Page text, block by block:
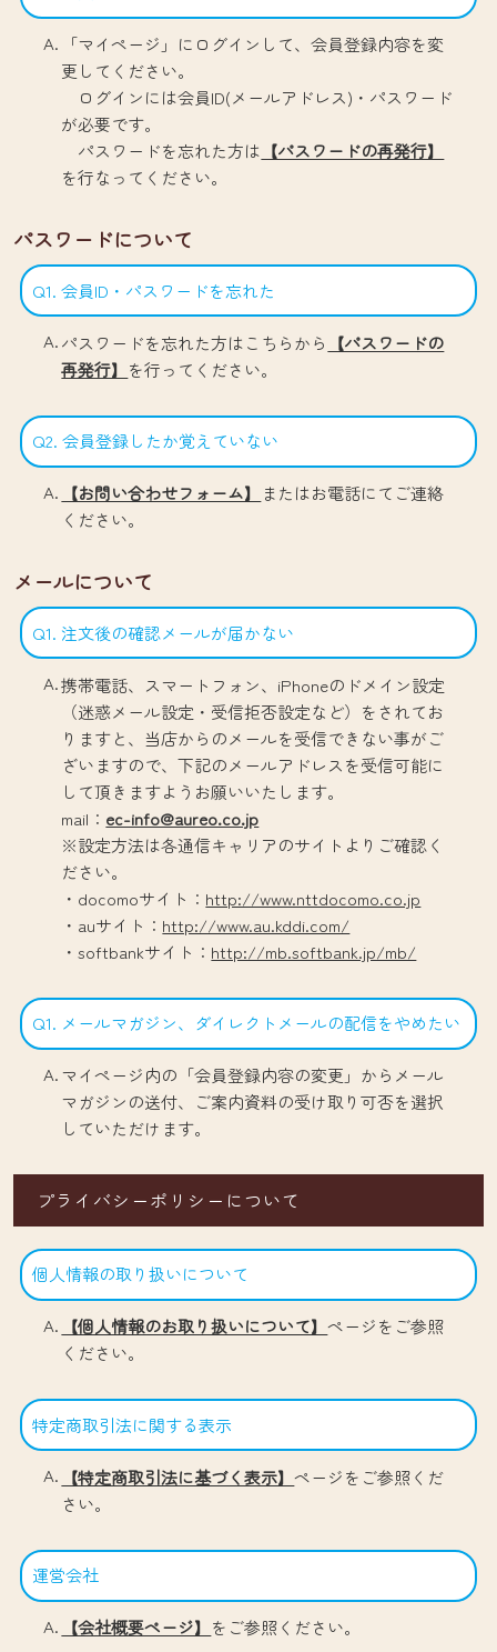
「マイページ」にログインして、会員登録内容を変
更してください。
ログインには会員ID(メールアドレス)・パスワード
が必要です。
パスワードを忘れた方は 【パスワードの再発行】
を行なってください。
パスワードについて
Q1. 会員ID・パスワードを忘れた
パスワードを忘れた方はこちらから
【パスワードの
再発行】 を行ってください。
Q2. 会員登録したか覚えていない
【お問い合わせフォーム】
またはお電話にてご連絡
ください。
メールについて
Q1. 注文後の確認メールが届かない
携帯電話、スマートフォン、iPhoneのドメイン設定
（迷惑メール設定・受信拒否設定など）をされてお
りますと、当店からのメールを受信できない事がご
ざいますので、下記のメールアドレスを受信可能に
して頂きますようお願いいたします。
mail： ec-info@aureo.co.jp
※設定方法は各通信キャリアのサイトよりご確認く
ださい。
・docomoサイト： http://www.nttdocomo.co.jp
・auサイト： http://www.au.kddi.com/
・softbankサイト： http://mb.softbank.jp/mb/
Q1. メールマガジン、ダイレクトメールの配信をやめたい
マイページ内の「会員登録内容の変更」からメール
マガジンの送付、ご案内資料の受け取り可否を選択
していただけます。
プライバシーポリシーについて
個人情報の取り扱いについて
【個人情報のお取り扱いについて】ページをご参照
ください。
特定商取引法に関する表示
【特定商取引法に基づく表示】ページをご参照くだ
さい。
運営会社
【会社概要ページ】 をご参照ください。